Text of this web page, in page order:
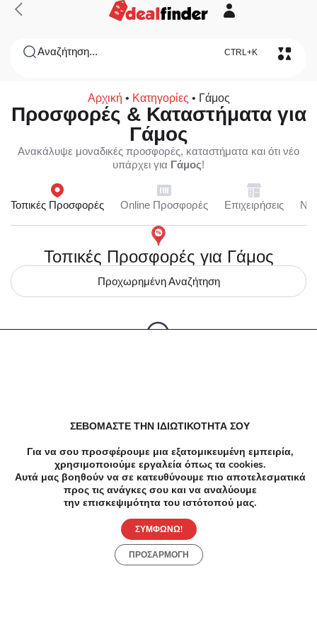
Αναζήτηση... CTRL+K
Αρχική • Κατηγορίες • Γάμος
Προσφορές & Καταστήματα για
Γάμος
Ανακάλυψε μοναδικές προσφορές, καταστήματα και ότι νέο
υπάρχει για Γάμος!
Τοπικές Προσφορές Online Προσφορές Επιχειρήσεις
Τοπικές Προσφορές για Γάμος
Προχωρημένη Αναζήτηση
ΣΕΒΟΜΑΣΤΕ ΤΗΝ ΙΔΙΩΤΙΚΟΤΗΤΑ ΣΟΥ
Για να σου προσφέρουμε μια εξατομικευμένη εμπειρία,
χρησιμοποιούμε εργαλεία όπως τα cookies.
Αυτά μας βοηθούν να σε κατευθύνουμε πιο αποτελεσματικά
προς τις ανάγκες σου και να αναλύουμε
την επισκεψιμότητα του ιστότοπού μας.
ΣΥΜΦΩΝΩ!
ΠΡΟΣΑΡΜΟΓΗ